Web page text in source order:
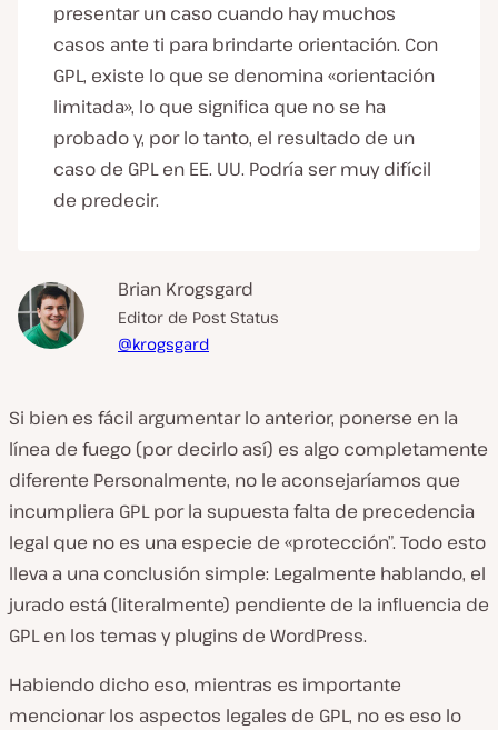
presentar un caso cuando hay muchos
casos ante ti para brindarte orientación. Con
GPL, existe lo que se denomina «orientación
limitada», lo que significa que no se ha
probado y, por lo tanto, el resultado de un
caso de GPL en EE. UU. Podría ser muy difícil
de predecir.
Brian Krogsgard
Editor de Post Status
@krogsgard
Si bien es fácil argumentar lo anterior, ponerse en la
línea de fuego (por decirlo así) es algo completamente
diferente Personalmente, no le aconsejaríamos que
incumpliera GPL por la supuesta falta de precedencia
legal que no es una especie de «protección”. Todo esto
lleva a una conclusión simple: Legalmente hablando, el
jurado está (literalmente) pendiente de la influencia de
GPL en los temas y plugins de WordPress.
Habiendo dicho eso, mientras es importante
mencionar los aspectos legales de GPL, no es eso lo